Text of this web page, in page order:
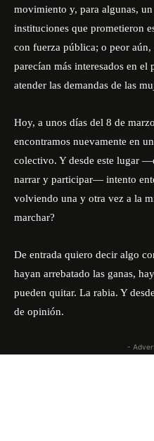
movimiento y, para algunas,
instituciones que prometieron
con fuerza pública; o peor
parecían más interesados en
atender las demandas de las
Hoy, a unos días del 8 de
encontramos nuevamente en
colectivo. Y desde este lugar
narrar y participar— intento
volviendo una y otra vez a la
marchar?
De entrada quiero decir algo
hayan arrebatado las ganas,
pueden quitar. La rabia. Y
de opinión.
-